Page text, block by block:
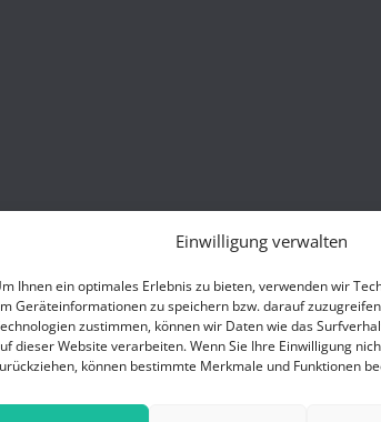
Einwilligung verwalten
Ihnen ein optimales Erlebnis zu bieten, verwenden wir
Geräteinformationen zu speichern bzw. darauf
zustimmen, können wir Daten wie das
dieser Website verarbeiten. Wenn Sie Ihre Einwilligung
können bestimmte Merkmale und Funktionen